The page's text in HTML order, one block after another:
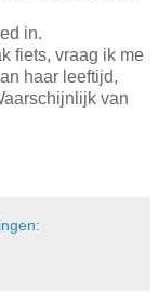
in.
fiets, vraag ik me
haar leeftijd,
van